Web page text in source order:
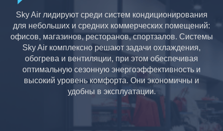
Sky Air лидируют среди систем кондиционирования
для небольших и средних коммерческих помещений:
офисов, магазинов, ресторанов, спортзалов. Системы
Sky Air комплексно решают задачи охлаждения,
обогрева и вентиляции, при этом обеспечивая
оптимальную сезонную энергоэффективность и
высокий уровень комфорта. Они экономичны и
удобны в эксплуатации.